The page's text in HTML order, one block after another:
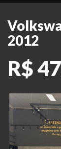
2012
R$